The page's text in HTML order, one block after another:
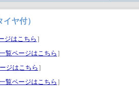
ヤ付）
ジはこちら ］
覧ページはこちら ］
ジはこちら ］
覧ページはこちら ］